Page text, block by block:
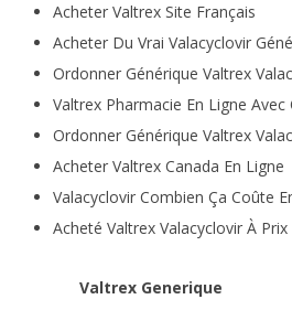
Acheter Valtrex Site Français
Acheter Du Vrai Valacyclovir
Ordonner Générique Valtrex
Valtrex Pharmacie En Ligne Avec
Ordonner Générique Valtrex
Acheter Valtrex Canada En Ligne
Valacyclovir Combien Ça Coûte
Acheté Valtrex Valacyclovir À
Valtrex Generique